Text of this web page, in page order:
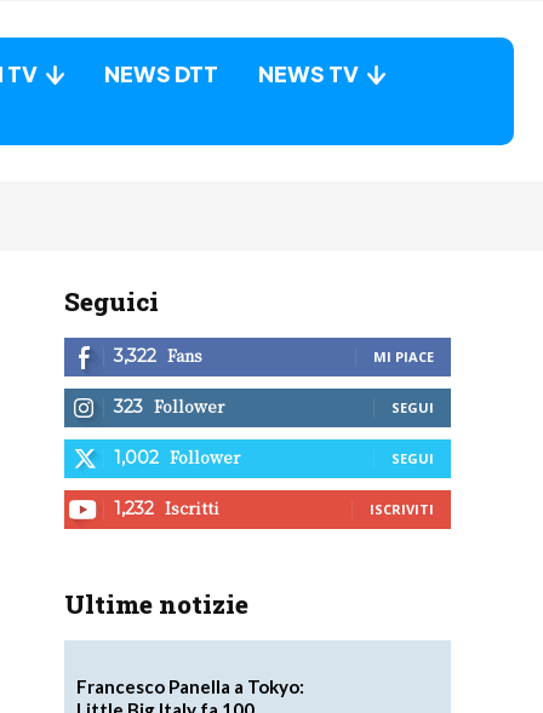
TV NEWS DTT
NEWS TV
Seguici
3,322 Fans MI PIACE
323 Follower SEGUI
1,002 Follower SEGUI
1,232 Iscritti ISCRIVITI
Ultime notizie
Francesco Panella a Tokyo: